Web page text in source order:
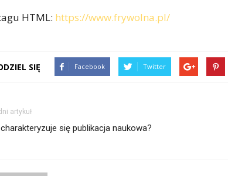
HTML: https://www.frywolna.pl/
SIĘ Facebook Twitter
artykuł
się publikacja naukowa?